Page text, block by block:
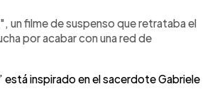
un filme de suspenso que retrataba el
por acabar con una red de
está inspirado en el sacerdote Gabriele